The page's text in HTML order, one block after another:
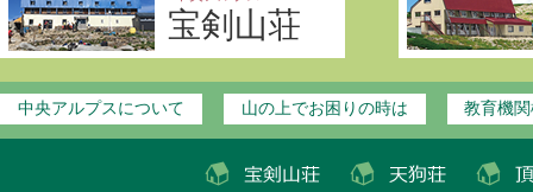
宝剣山荘
中央アルプスについて 山の上でお困りの時は 教育機